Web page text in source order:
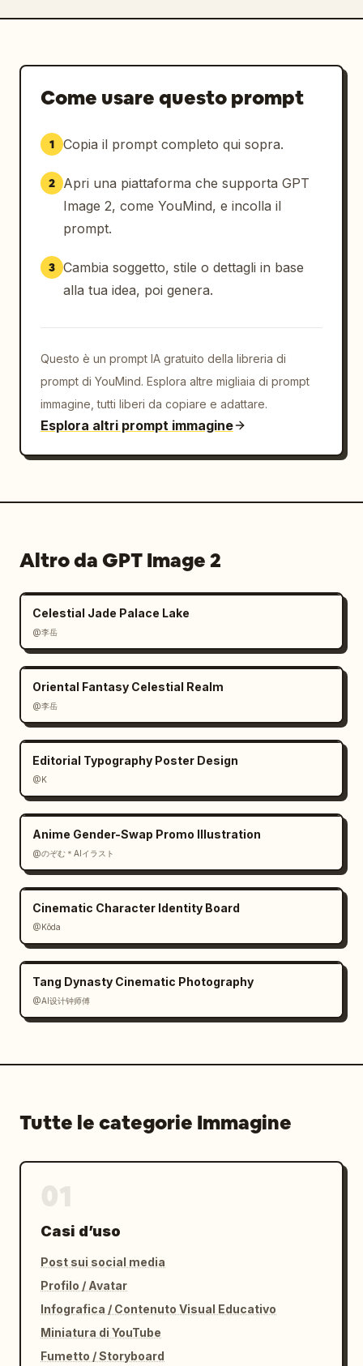
Come usare questo prompt
1 Copia il prompt completo qui sopra.
2
Apri una piattaforma che supporta GPT
Image 2, come YouMind, e incolla il
prompt.
3 Cambia soggetto, stile o dettagli in base
alla tua idea, poi genera.
Questo è un prompt IA gratuito della libreria di
prompt di YouMind. Esplora altre migliaia di prompt
immagine, tutti liberi da copiare e adattare.
Esplora altri prompt immagine
Altro da GPT Image 2
Celestial Jade Palace Lake
@李岳
Oriental Fantasy Celestial Realm
@李岳
Editorial Typography Poster Design
@K
Anime Gender-Swap Promo Illustration
@のぞむ＊AIイラスト
Cinematic Character Identity Board
@Kōda
Tang Dynasty Cinematic Photography
@AI设计钟师傅
Tutte le categorie Immagine
Casi d’uso
Post sui social media
Profilo / Avatar
Infografica / Contenuto Visual Educativo
Miniatura di YouTube
Fumetto / Storyboard